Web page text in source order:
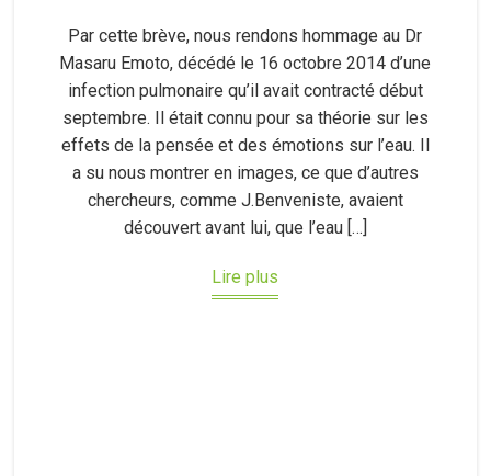
Par cette brève, nous rendons hommage au Dr
Masaru Emoto, décédé le 16 octobre 2014 d’une
infection pulmonaire qu’il avait contracté début
septembre. Il était connu pour sa théorie sur les
effets de la pensée et des émotions sur l’eau. Il
a su nous montrer en images, ce que d’autres
chercheurs, comme J.Benveniste, avaient
découvert avant lui, que l’eau […]
Lire plus